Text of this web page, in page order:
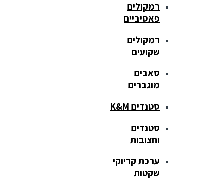
רמקולים
פאסיביים
רמקולים
שקועים
סאבים
מוגברים
סטנדים K&M
סטנדים
וחצובות
ערכת קריוקי
שקטות